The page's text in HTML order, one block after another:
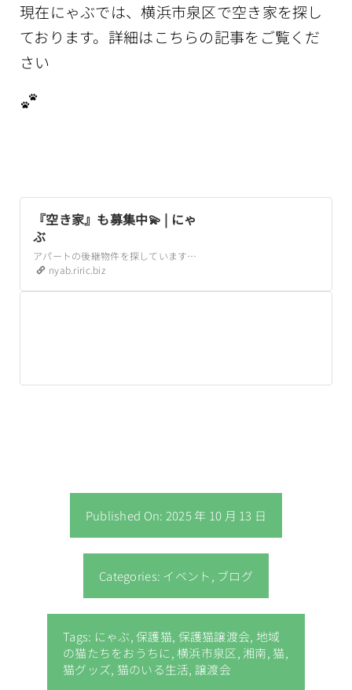
現在にゃぶでは、横浜市泉区で空き家を探し
ております。詳細はこちらの記事をご覧くだ
さい
『空き家』も募集中💫 | にゃ
ぶ
アパートの後継物件を探しています。4月末に退去が決まっています。それまでに引っ越す予定でしたが、残念ながらその家をお借りすることができなくなりました。できれば泉区内で、格安で貸していただけたらとても有り難いです。弥生台近辺ならなおありがたい
nyab.riric.biz
Published On: 2025 年 10 月 13 日
Categories: イベント, ブログ
Tags: にゃぶ,保護猫, 保護猫譲渡会, 地域
の猫たちをおうちに,横浜市泉区, 湘南, 猫,
猫グッズ, 猫のいる生活,譲渡会